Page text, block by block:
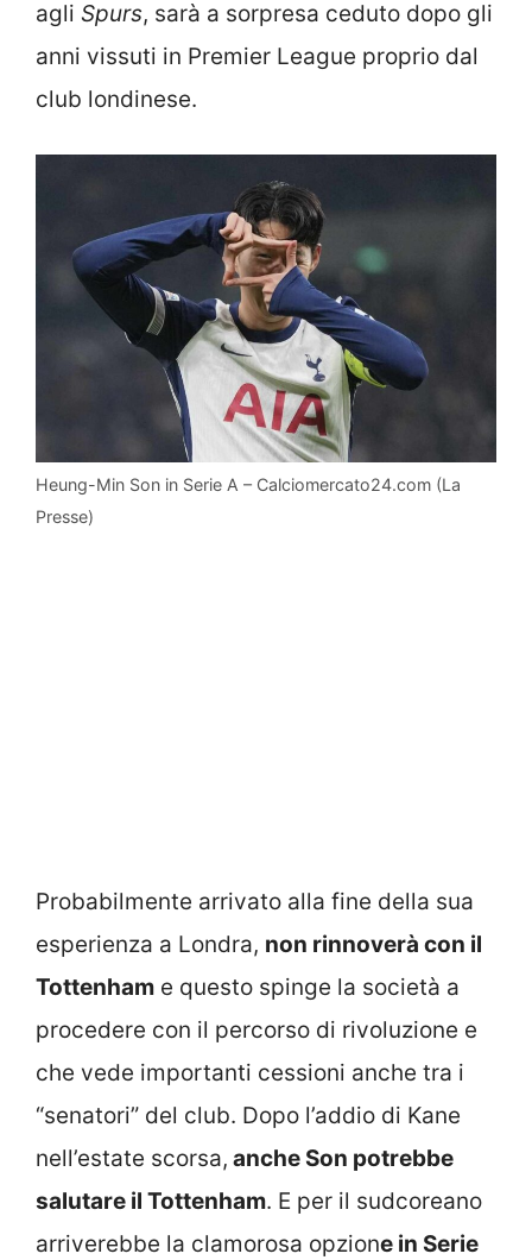
agli Spurs, sarà a sorpresa ceduto dopo gli
anni vissuti in Premier League proprio dal
club londinese.
Heung-Min Son in Serie A – Calciomercato24.com (La
Presse)
Probabilmente arrivato alla fine della sua
esperienza a Londra, non rinnoverà con il
Tottenham e questo spinge la società a
procedere con il percorso di rivoluzione e
che vede importanti cessioni anche tra i
“senatori” del club. Dopo l’addio di Kane
nell’estate scorsa, anche Son potrebbe
salutare il Tottenham. E per il sudcoreano
arriverebbe la clamorosa opzione in Serie